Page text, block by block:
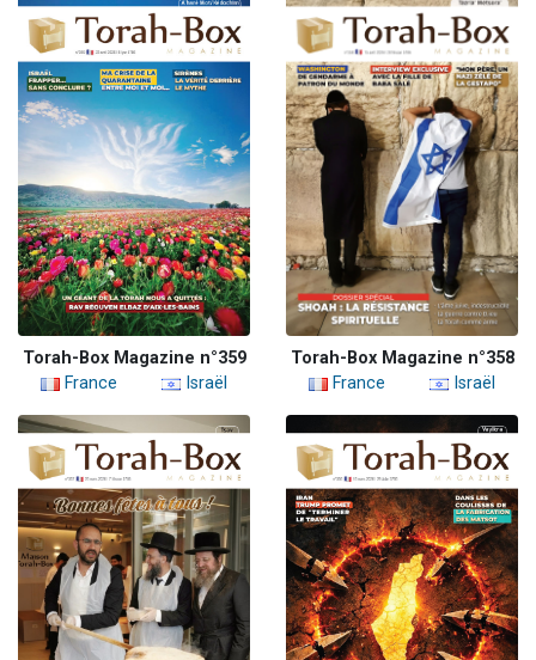
Torah-Box Magazine n°359
France
Israël
Torah-Box Magazine n°358
France
Israël